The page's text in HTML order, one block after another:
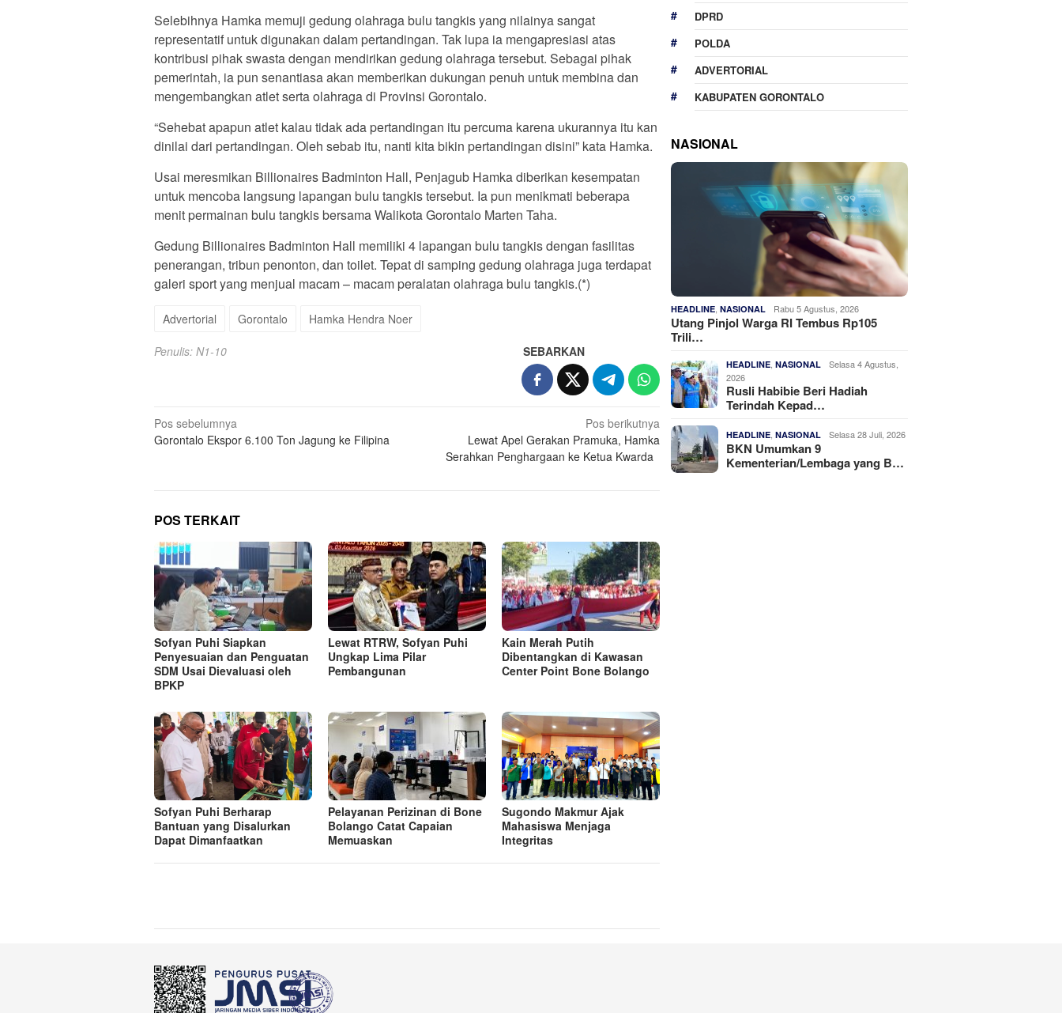
Selebihnya Hamka memuji gedung olahraga bulu tangkis yang nilainya sangat
representatif untuk digunakan dalam pertandingan. Tak lupa ia mengapresiasi atas
kontribusi pihak swasta dengan mendirikan gedung olahraga tersebut. Sebagai pihak
pemerintah, ia pun senantiasa akan memberikan dukungan penuh untuk membina dan
mengembangkan atlet serta olahraga di Provinsi Gorontalo.
“Sehebat apapun atlet kalau tidak ada pertandingan itu percuma karena ukurannya itu kan
dinilai dari pertandingan. Oleh sebab itu, nanti kita bikin pertandingan disini” kata Hamka.
Usai meresmikan Billionaires Badminton Hall, Penjagub Hamka diberikan kesempatan
untuk mencoba langsung lapangan bulu tangkis tersebut. Ia pun menikmati beberapa
menit permainan bulu tangkis bersama Walikota Gorontalo Marten Taha.
Gedung Billionaires Badminton Hall memiliki 4 lapangan bulu tangkis dengan fasilitas
penerangan, tribun penonton, dan toilet. Tepat di samping gedung olahraga juga terdapat
galeri sport yang menjual macam – macam peralatan olahraga bulu tangkis.(*)
Advertorial Gorontalo Hamka Hendra Noer
Penulis: N1-10 SEBARKAN
Navigasi
pos
Pos sebelumnya
Gorontalo Ekspor 6.100 Ton Jagung ke Filipina
Pos berikutnya
Lewat Apel Gerakan Pramuka, Hamka
Serahkan Penghargaan ke Ketua Kwarda
POS TERKAIT
Sofyan Puhi Siapkan
Penyesuaian dan Penguatan
SDM Usai Dievaluasi oleh
BPKP
Lewat RTRW, Sofyan Puhi
Ungkap Lima Pilar
Pembangunan
Kain Merah Putih
Dibentangkan di Kawasan
Center Point Bone Bolango
Sofyan Puhi Berharap
Bantuan yang Disalurkan
Dapat Dimanfaatkan
Pelayanan Perizinan di Bone
Bolango Catat Capaian
Memuaskan
Sugondo Makmur Ajak
Mahasiswa Menjaga
Integritas
DPRD
POLDA
ADVERTORIAL
KABUPATEN GORONTALO
NASIONAL
HEADLINE ,NASIONAL Rabu 5 Agustus, 2026
Utang Pinjol Warga RI Tembus Rp105
Trili…
HEADLINE ,NASIONAL
Selasa 4 Agustus,
2026
Rusli Habibie Beri Hadiah
Terindah Kepad…
HEADLINE ,NASIONAL Selasa 28 Juli, 2026
BKN Umumkan 9
Kementerian/Lembaga yang B…